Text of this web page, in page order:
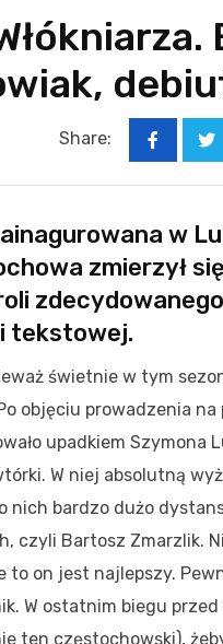
Share:
w
zmierzył
tekstowej.
świetnie w tym
objęciu prowadzenia
upadkiem Szymona
W niej absolutną
nich bardzo dużo
czyli Bartosz Zmarzlik.
on jest najlepszy.
W ostatnim biegu
ten częstochowski),